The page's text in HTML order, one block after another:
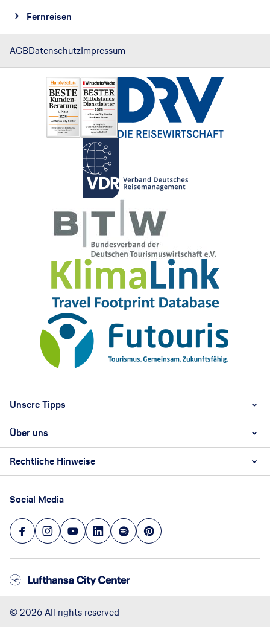
Fernreisen
AGBDatenschutzImpressum
Unsere Tipps
Beste Reisezeit
Über uns
Karriere
Reisebüro Franchise-Partner werden
Unsere Unternehmenswerte
Rechtliche Hinweise
AGB
Datenschutz
Hinweisgeberschutz
Impressum
Versicherung widerrufen
Social Media
©2026All rights reserved